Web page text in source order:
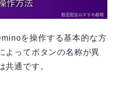
を操作する基本的な方
よってボタンの名称が異
共通です。